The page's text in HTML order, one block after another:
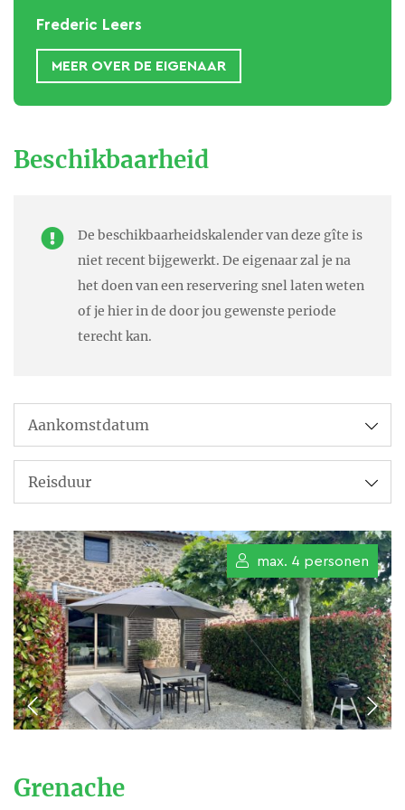
Frederic Leers
MEER OVER DE EIGENAAR
hartelijk ontvangen door de
Tijdens een vakantie in 2008
ontdekten we deze hoeve in
ruïne, daterend uit de 18de
eeuw. De hoeve is gelegen in
met vergezichten op het
gebergte Alaric en reikend tot
Na heropbouw en grondige
renovatie werd het gebouw
herschapen tot drie
wooneenheden waarvan twee
gîtes. Frédéric ontwierp het hele
architecturale concept samen
met Ilse die zich bezig hield met
Beschikbaarheid
De beschikbaarheidskalender van deze gîte is
niet recent bijgewerkt. De eigenaar zal je na
het doen van een reservering snel laten weten
of je hier in de door jou gewenste periode
terecht kan.
max. 4 personen
Grenache